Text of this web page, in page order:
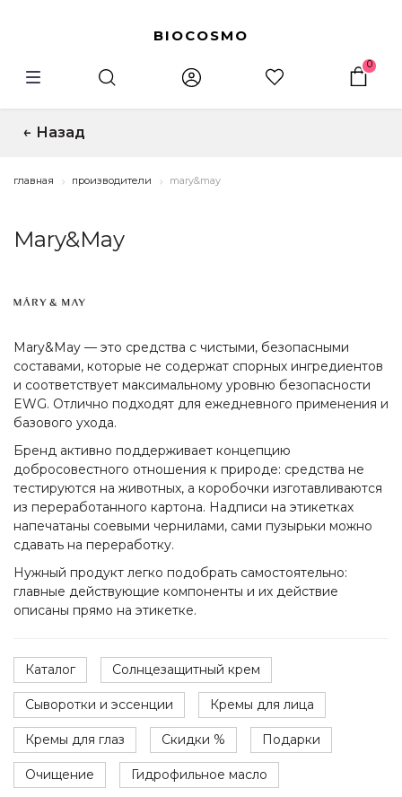
BIOCOSMO
0
энзимная пудра
тушь
↑ Назад
главная производители mary&may
Mary&May
Mary&May — это средства с чистыми, безопасными
составами, которые не содержат спорных ингредиентов
и соответствует максимальному уровню безопасности
EWG. Отлично подходят для ежедневного применения и
базового ухода.
Бренд активно поддерживает концепцию
добросовестного отношения к природе: средства не
тестируются на животных, а коробочки изготавливаются
из переработанного картона. Надписи на этикетках
напечатаны соевыми чернилами, сами пузырьки можно
сдавать на переработку.
Нужный продукт легко подобрать самостоятельно:
главные действующие компоненты и их действие
описаны прямо на этикетке.
Каталог Солнцезащитный крем
Сыворотки и эссенции Кремы для лица
Кремы для глаз Скидки % Подарки
Очищение Гидрофильное масло